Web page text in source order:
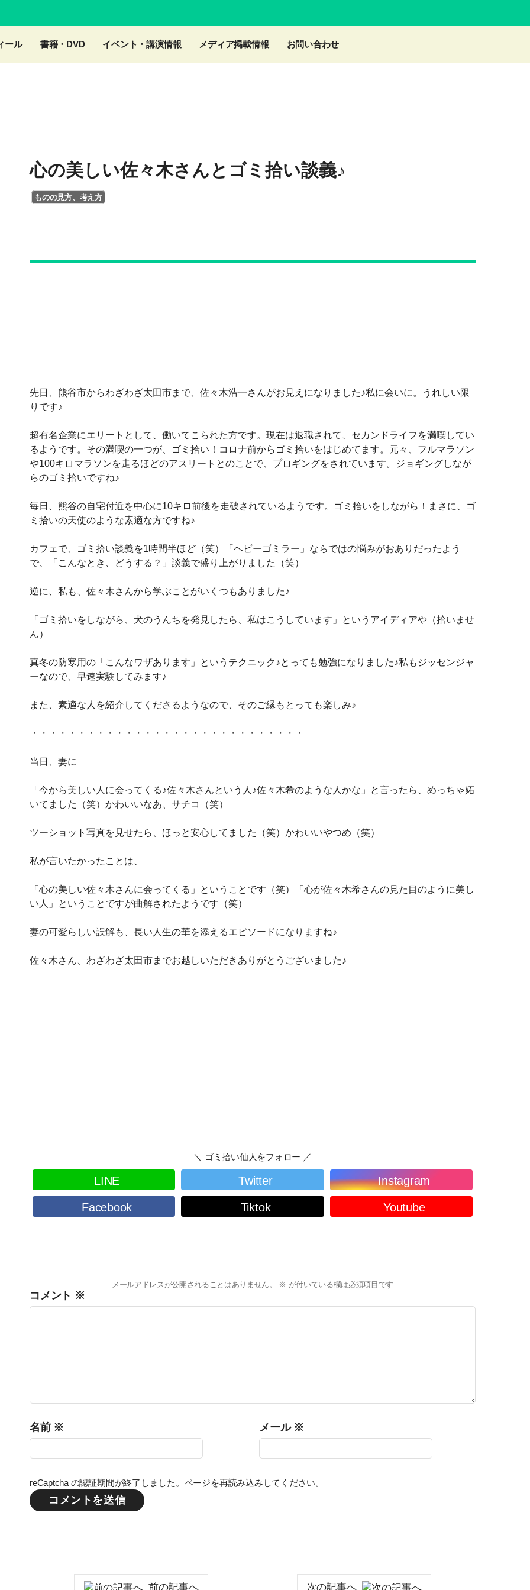
ール 書籍・DVD イベント・講演情報 メディア掲載情報 お問い合わせ
心の美しい佐々木さんとゴミ拾い談義♪
ものの見方、考え方
先日、熊谷市からわざわざ太田市まで、佐々木浩一さんがお見えになりました♪私に会いに。うれしい限
りです♪
超有名企業にエリートとして、働いてこられた方です。現在は退職されて、セカンドライフを満喫してい
るようです。その満喫の一つが、ゴミ拾い！コロナ前からゴミ拾いをはじめてます。元々、フルマラソン
や100キロマラソンを走るほどのアスリートとのことで、プロギングをされています。ジョギングしなが
らのゴミ拾いですね♪
毎日、熊谷の自宅付近を中心に10キロ前後を走破されているようです。ゴミ拾いをしながら！まさに、ゴ
ミ拾いの天使のような素適な方ですね♪
カフェで、ゴミ拾い談義を1時間半ほど（笑）「ヘビーゴミラー」ならではの悩みがおありだったよう
で、「こんなとき、どうする？」談義で盛り上がりました（笑）
逆に、私も、佐々木さんから学ぶことがいくつもありました♪
「ゴミ拾いをしながら、犬のうんちを発見したら、私はこうしています」というアイディアや（拾いませ
ん）
真冬の防寒用の「こんなワザあります」というテクニック♪とっても勉強になりました♪私もジッセンジャ
ーなので、早速実験してみます♪
また、素適な人を紹介してくださるようなので、そのご縁もとっても楽しみ♪
・・・・・・・・・・・・・・・・・・・・・・・・・・・・・
当日、妻に
「今から美しい人に会ってくる♪佐々木さんという人♪佐々木希のような人かな」と言ったら、めっちゃ妬
いてました（笑）かわいいなあ、サチコ（笑）
ツーショット写真を見せたら、ほっと安心してました（笑）かわいいやつめ（笑）
私が言いたかったことは、
「心の美しい佐々木さんに会ってくる」ということです（笑）「心が佐々木希さんの見た目のように美し
い人」ということですが曲解されたようです（笑）
妻の可愛らしい誤解も、長い人生の華を添えるエピソードになりますね♪
佐々木さん、わざわざ太田市までお越しいただきありがとうございました♪
＼ ゴミ拾い仙人をフォロー ／
LINE Twitter Instagram
Facebook Tiktok Youtube
メールアドレスが公開されることはありません。 ※ が付いている欄は必須項目です
コメント ※
名前 ※ メール ※
reCaptcha の認証期間が終了しました。ページを再読み込みしてください。
前の記事へ 次の記事へ